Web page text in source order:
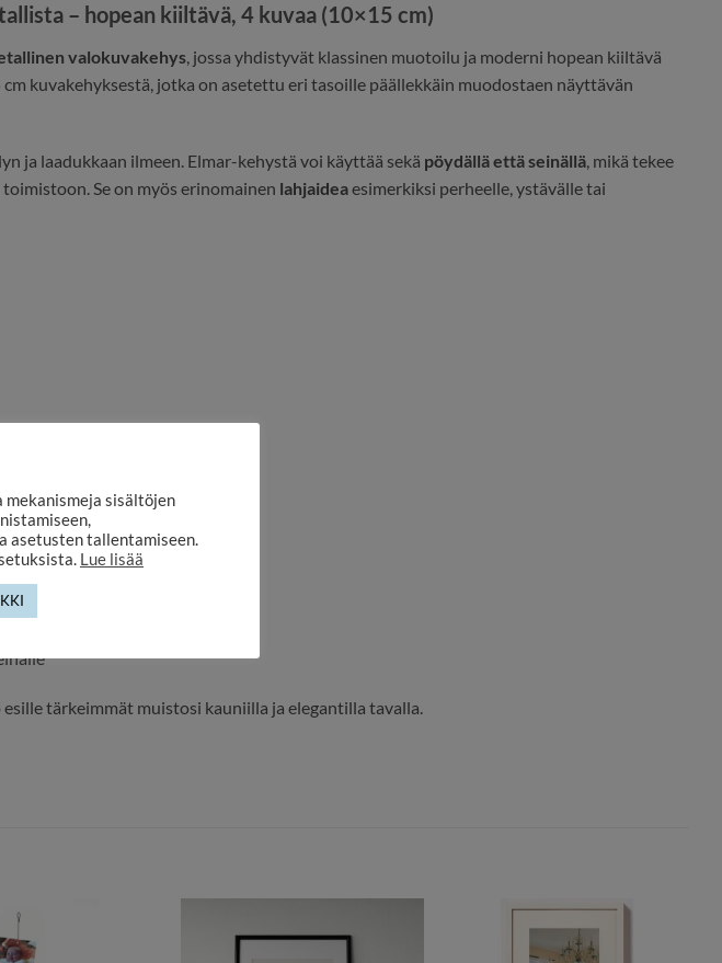
– hopean kiiltävä, 4 kuvaa (10×15 cm)
valokuvakehys , jossa yhdistyvät klassinen muotoilu ja moderni hopean kiiltävä
kuvakehyksestä, jotka on asetettu eri tasoille päällekkäin muodostaen näyttävän
ja laadukkaan ilmeen. Elmar-kehystä voi käyttää sekä pöydällä että seinällä, mikä tekee
Se on myös erinomainen lahjaideaesimerkiksi perheelle, ystävälle tai
esille tärkeimmät muistosi kauniilla ja elegantilla tavalla.
sisältöjen
asetusten tallentamiseen.
Lue lisää